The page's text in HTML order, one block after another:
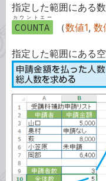
指定した範囲にある
COUNTA
カウントエー
（数値1, 数
指定した範囲にある